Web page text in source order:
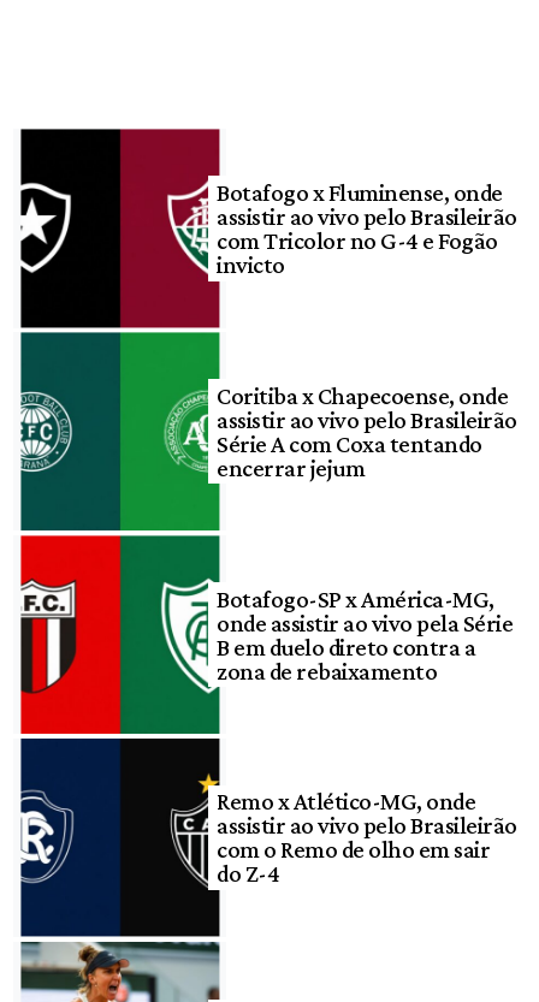
Botafogo x Fluminense, onde
assistir ao vivo pelo Brasileirão
com Tricolor no G-4 e Fogão
invicto
Coritiba x Chapecoense, onde
assistir ao vivo pelo Brasileirão
Série A com Coxa tentando
encerrar jejum
Botafogo-SP x América-MG,
onde assistir ao vivo pela Série
B em duelo direto contra a
zona de rebaixamento
Remo x Atlético-MG, onde
assistir ao vivo pelo Brasileirão
com o Remo de olho em sair
do Z-4